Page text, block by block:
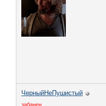
ЧерныйНеПушистый
забанен